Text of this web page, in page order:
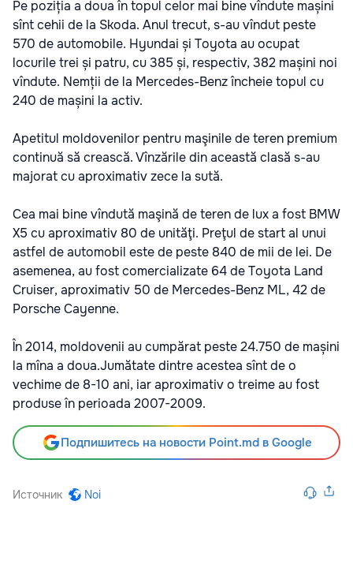
Pe poziția a doua în topul celor mai bine vîndute mașini
sînt cehii de la Skoda. Anul trecut, s-au vîndut peste
570 de automobile. Hyundai și Toyota au ocupat
locurile trei și patru, cu 385 și, respectiv, 382 mașini noi
vîndute. Nemții de la Mercedes-Benz încheie topul cu
240 de mașini la activ.
Apetitul moldovenilor pentru maşinile de teren premium
continuă să crească. Vînzările din această clasă s-au
majorat cu aproximativ zece la sută.
Cea mai bine vîndută maşină de teren de lux a fost BMW
X5 cu aproximativ 80 de unităţi. Preţul de start al unui
astfel de automobil este de peste 840 de mii de lei. De
asemenea, au fost comercializate 64 de Toyota Land
Cruiser, aproximativ 50 de Mercedes-Benz ML, 42 de
Porsche Cayenne.
În 2014, moldovenii au cumpărat peste 24.750 de mașini
la mîna a doua.Jumătate dintre acestea sînt de o
vechime de 8-10 ani, iar aproximativ o treime au fost
produse în perioada 2007-2009.
Подпишитесь на новости Point.md в Google
Источник Noi